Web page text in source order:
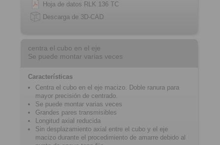
Hoja de datos RLK 136 TC
Descarga de 3D-CAD
centra el cubo en el eje
Se puede montar varias veces
Características
Centra el cubo en el eje macizo. Doble ranura para
mayor precisión de centrado.
Se puede montar varias veces
Grandes pares transmisibles
Longitud axial reducida
Sin desplazamiento axial entre el cubo y el eje
macizo durante el procedimiento de amarre debido al